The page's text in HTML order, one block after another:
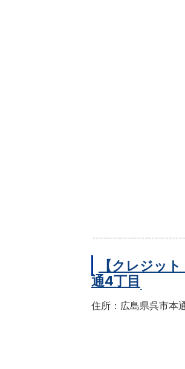
【クレジッ
通4丁目
住所：広島県呉市本